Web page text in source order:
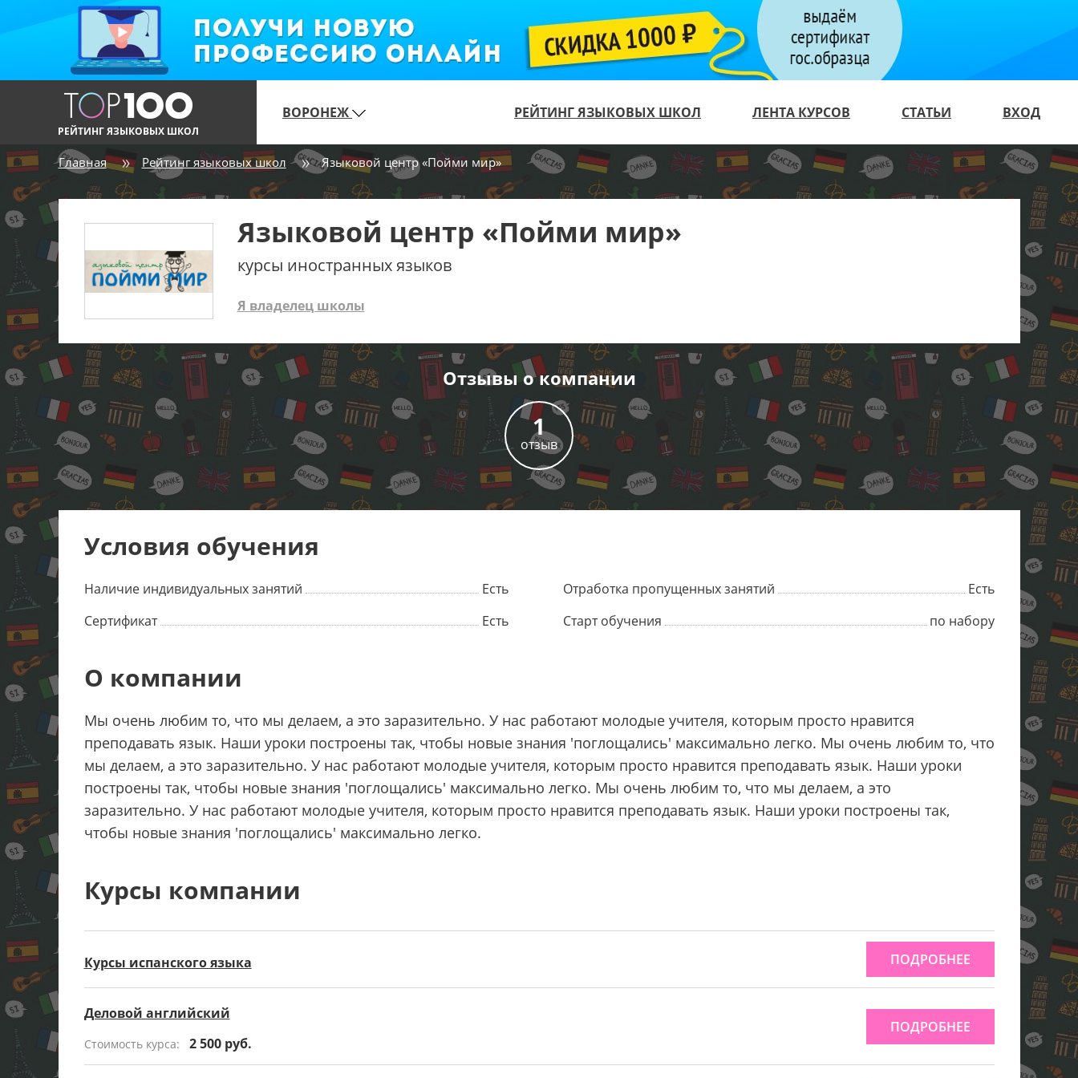
РЕЙТИНГ ЯЗЫКОВЫХ ШКОЛ
ВОРОНЕЖ РЕЙТИНГ ЯЗЫКОВЫХ ШКОЛ ЛЕНТА КУРСОВ СТАТЬИ ВХОД
Главная Рейтинг языковых школ Языковой центр «Пойми мир»
Языковой центр «Пойми мир»
курсы иностранных языков
Я владелец школы
Отзывы о компании
1
отзыв
Условия обучения
Наличие индивидуальных занятий Есть Отработка пропущенных занятий
Есть
Сертификат
Есть Старт обучения по набору
О компании
Мы очень любим то, что мы делаем, а это заразительно. У нас работают молодые учителя, которым просто нравится
преподавать язык. Наши уроки построены так, чтобы новые знания 'поглощались' максимально легко. Мы очень любим то, что
мы делаем, а это заразительно. У нас работают молодые учителя, которым просто нравится преподавать язык. Наши уроки
построены так, чтобы новые знания 'поглощались' максимально легко. Мы очень любим то, что мы делаем, а это
заразительно. У нас работают молодые учителя, которым просто нравится преподавать язык. Наши уроки построены так,
чтобы новые знания 'поглощались' максимально легко.
Курсы компании
Курсы испанского языка ПОДРОБНЕЕ
Деловой английский
Стоимость курса: 2 500 руб.
ПОДРОБНЕЕ